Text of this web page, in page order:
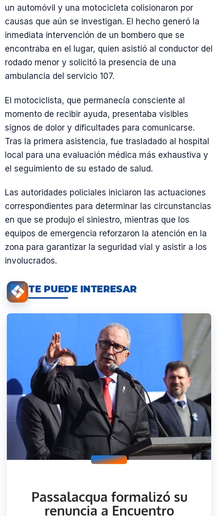
un automóvil y una motocicleta colisionaron por
causas que aún se investigan. El hecho generó la
inmediata intervención de un bombero que se
encontraba en el lugar, quien asistió al conductor del
rodado menor y solicitó la presencia de una
ambulancia del servicio 107.
El motociclista, que permanecía consciente al
momento de recibir ayuda, presentaba visibles
signos de dolor y dificultades para comunicarse.
Tras la primera asistencia, fue trasladado al hospital
local para una evaluación médica más exhaustiva y
el seguimiento de su estado de salud.
Las autoridades policiales iniciaron las actuaciones
correspondientes para determinar las circunstancias
en que se produjo el siniestro, mientras que los
equipos de emergencia reforzaron la atención en la
zona para garantizar la seguridad vial y asistir a los
involucrados.
TE PUEDE INTERESAR